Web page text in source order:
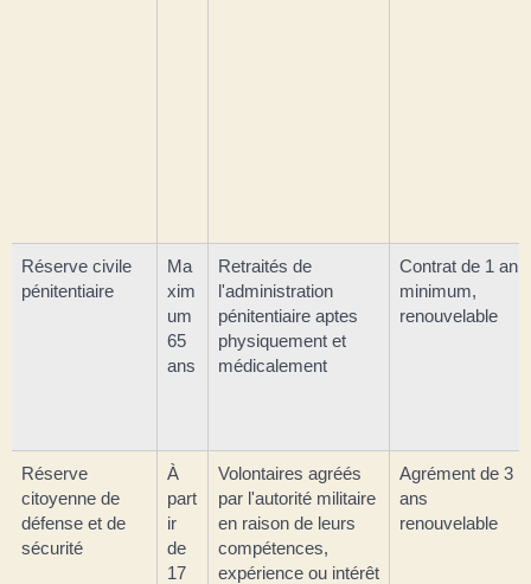
Réserve civile
pénitentiaire
Ma
xim
um
65
ans
Retraités de
l'administration
pénitentiaire aptes
physiquement et
médicalement
Contrat de 1 an
minimum,
renouvelable
Réserve
citoyenne de
défense et de
sécurité
À
part
ir
de
17
Volontaires agréés
par l'autorité militaire
en raison de leurs
compétences,
expérience ou intérêt
Agrément de 3
ans
renouvelable